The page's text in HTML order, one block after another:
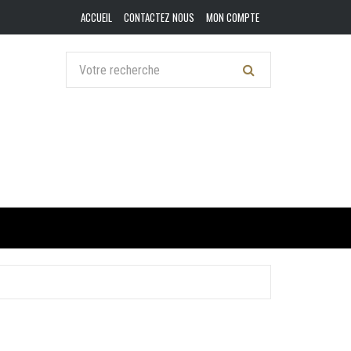
ACCUEIL CONTACTEZ NOUS MON COMPTE